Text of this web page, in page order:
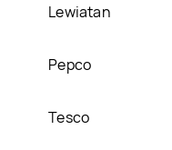
Lewiatan
Pepco
Tesco